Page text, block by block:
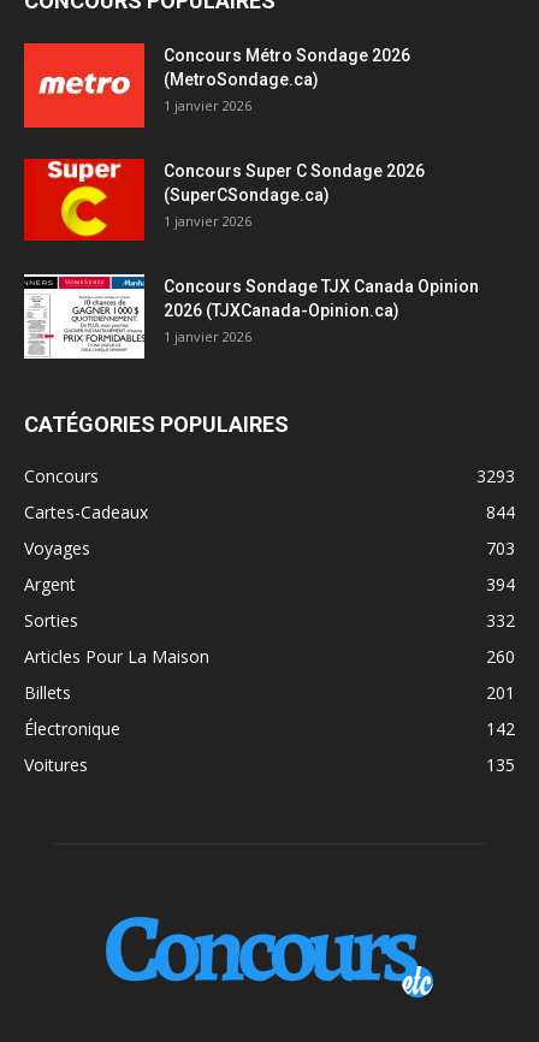
Concours Métro Sondage 2026
(MetroSondage.ca)
1 janvier 2026
Concours Super C Sondage 2026
(SuperCSondage.ca)
1 janvier 2026
Concours Sondage TJX Canada Opinion
2026 (TJXCanada-Opinion.ca)
1 janvier 2026
CATÉGORIES POPULAIRES
Concours
3293
Cartes-Cadeaux
844
Voyages
703
Argent
394
Sorties
332
Articles Pour La Maison
260
Billets
201
Électronique
142
Voitures
135